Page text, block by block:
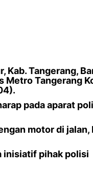
Kab. Tangerang,
Metro Tangerang
pada aparat
motor di jalan,
inisiatif pihak polisi